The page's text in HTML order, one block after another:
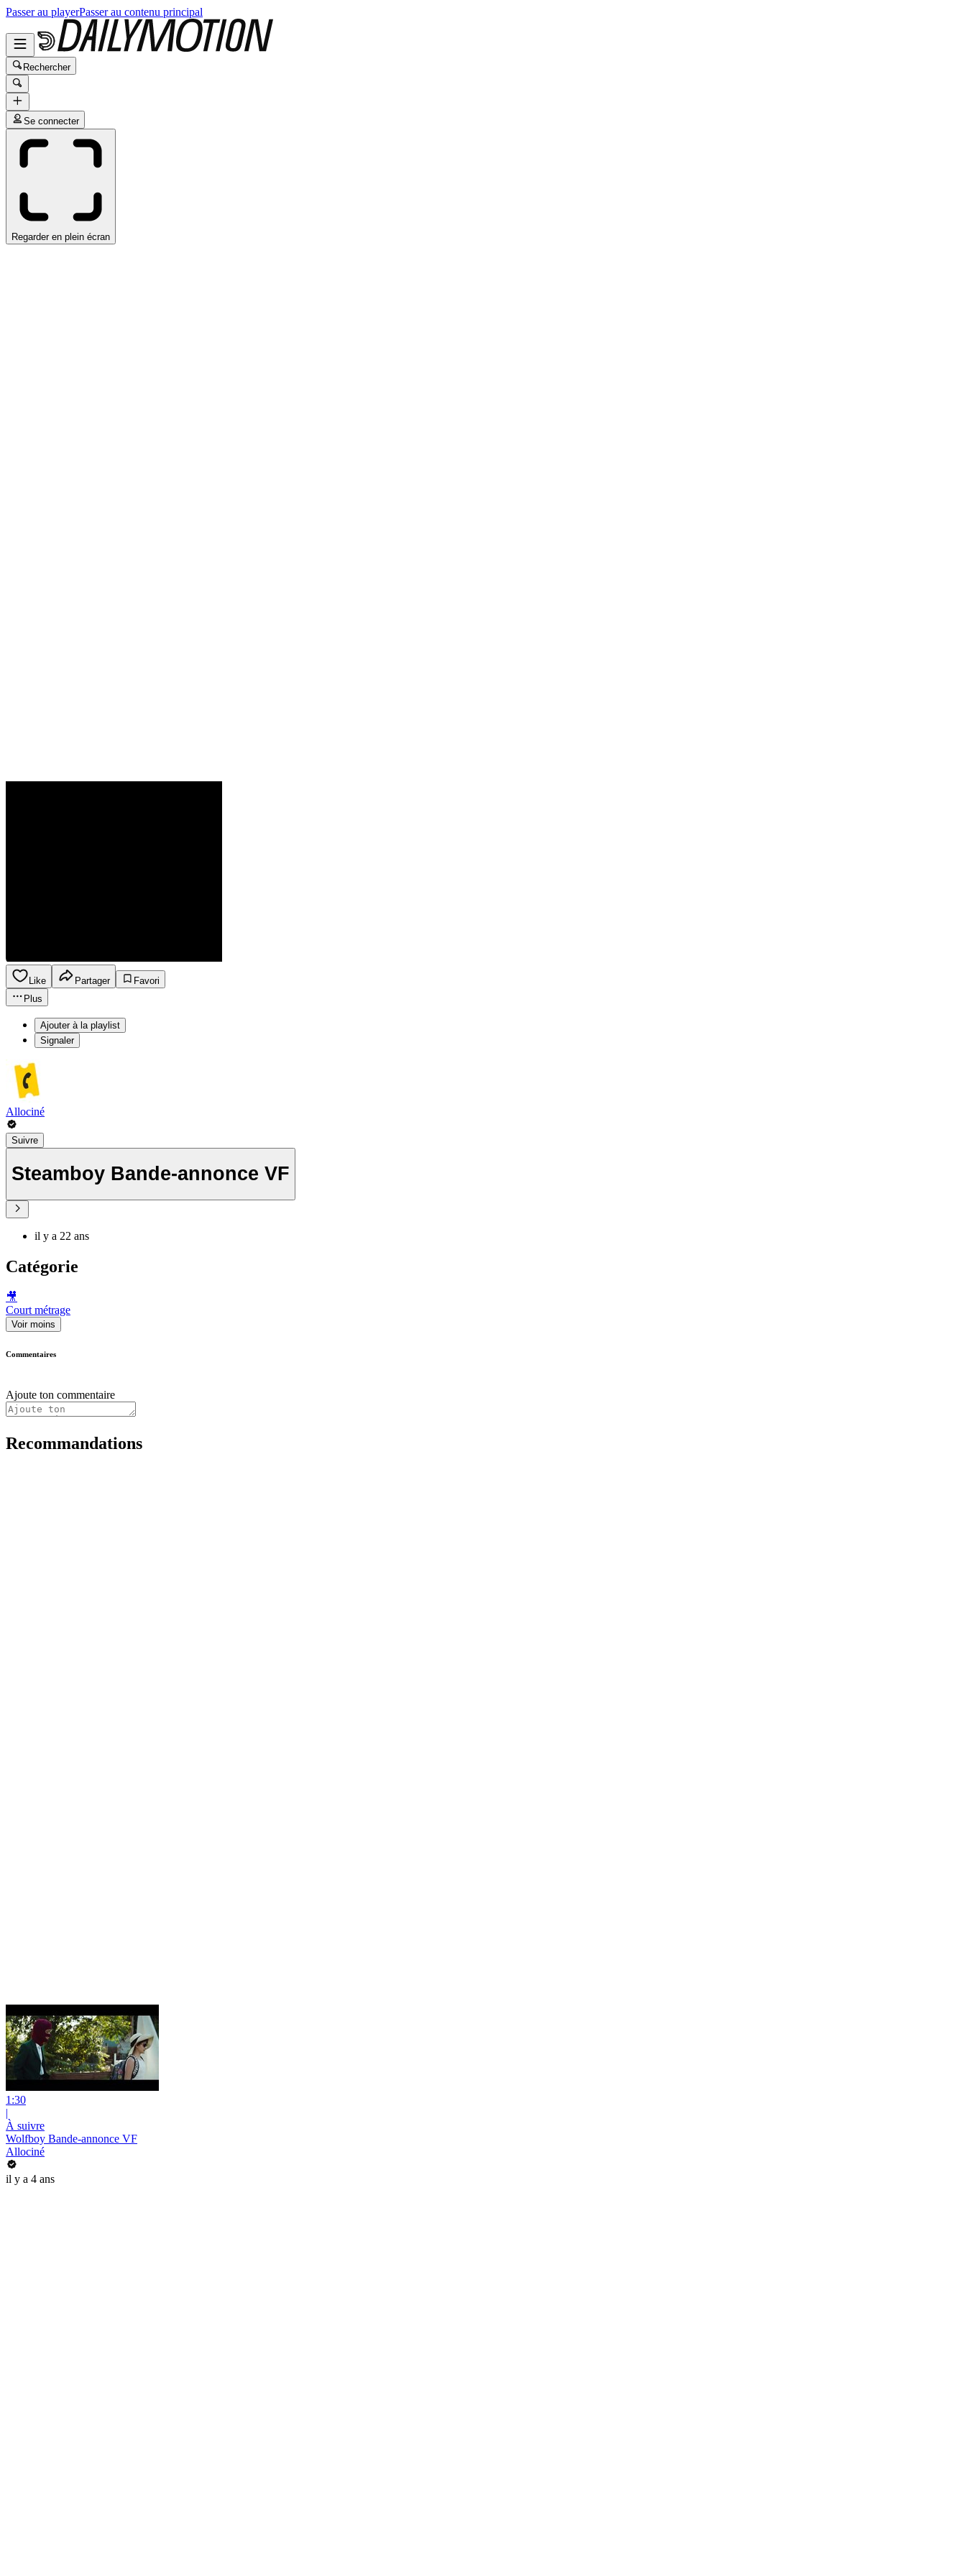
Passer au playerPasser au contenu principal
Rechercher
Se connecter
Regarder en plein écran
Like Partager
Favori
Plus
Ajouter à la playlist
Signaler
Allociné
Suivre
Steamboy Bande-annonce VF
il y a 22 ans
Catégorie
🎥
Court métrage
Voir moins
Commentaires
Ajoute ton commentaire
Recommandations
1:30
|
À suivre
Wolfboy Bande-annonce VF
Allociné
il y a 4 ans